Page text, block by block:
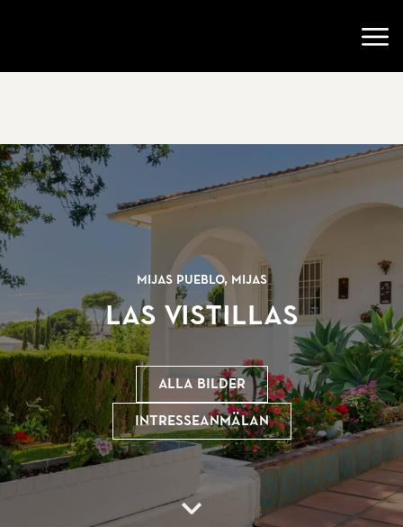
Mijas Pueblo, Mijas
Las Vistillas
Alla bilder
Intresseanmälan